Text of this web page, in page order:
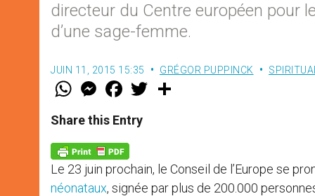
directeur du Centre européen pour
d’une sage-femme.
JUIN 11, 2015 15:35 GRÉGOR PUPPINCK
W
t
s
p
p
M
e
s
e
g
e
r
F
a
e
b
k
w
Share this Entry
Le 23 juin prochain, le Conseil de l’Europe se
néonataux, signée par plus de 200.000